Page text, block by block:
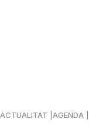
ACTUALITAT AGENDA